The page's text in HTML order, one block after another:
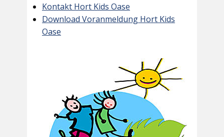
Kontakt Hort Kids Oase
Download Voranmeldung Hort Kids
Oase